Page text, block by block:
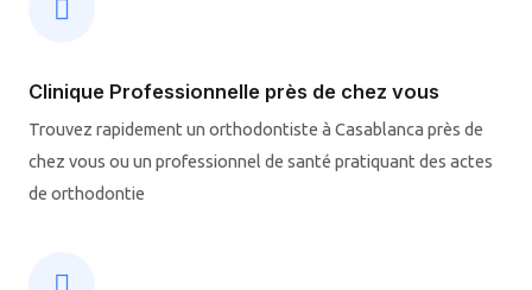
Clinique Professionnelle près de chez vous
Trouvez rapidement un orthodontiste à Casablanca près de
chez vous ou un professionnel de santé pratiquant des actes
de orthodontie